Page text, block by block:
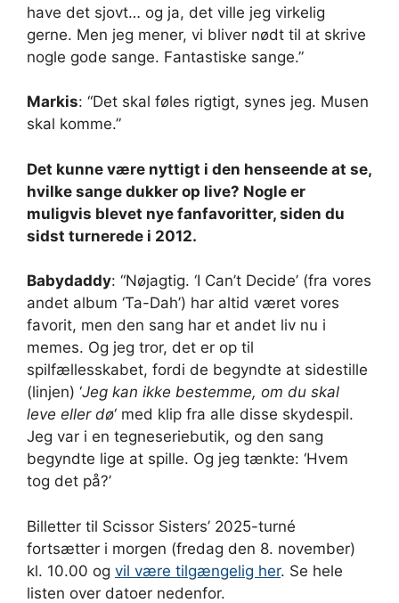
have det sjovt… og ja, det ville jeg virkelig
gerne. Men jeg mener, vi bliver nødt til at skrive
nogle gode sange. Fantastiske sange.”
Markis: “Det skal føles rigtigt, synes jeg. Musen
skal komme.”
Det kunne være nyttigt i den henseende at se,
hvilke sange dukker op live? Nogle er
muligvis blevet nye fanfavoritter, siden du
sidst turnerede i 2012.
Babydaddy: “Nøjagtig. ‘I Can’t Decide’ (fra vores
andet album ‘Ta-Dah’) har altid været vores
favorit, men den sang har et andet liv nu i
memes. Og jeg tror, ​​det er op til
spilfællesskabet, fordi de begyndte at sidestille
(linjen) ‘Jeg kan ikke bestemme, om du skal
leve eller dø‘ med klip fra alle disse skydespil.
Jeg var i en tegneseriebutik, og den sang
begyndte lige at spille. Og jeg tænkte: ‘Hvem
tog det på?’
Billetter til Scissor Sisters’ 2025-turné
fortsætter i morgen (fredag ​​den 8. november)
kl. 10.00 og vil være tilgængelig her. Se hele
listen over datoer nedenfor.